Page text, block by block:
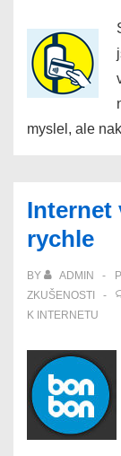
myslel, ale
Internet
rychle
BY ADMIN
ZKUŠENOSTI
K INTERNETU